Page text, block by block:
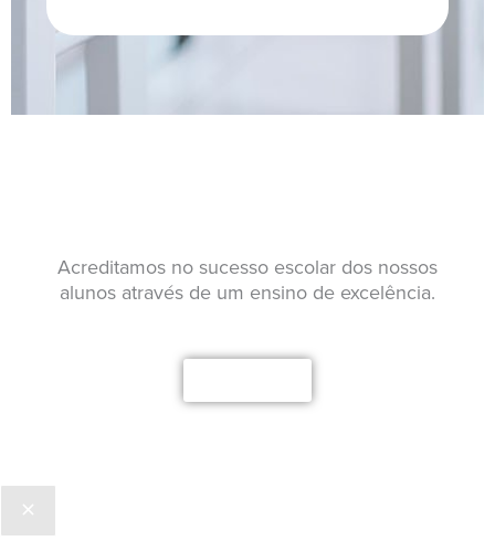
Acreditamos no sucesso escolar dos nossos
alunos através de um ensino de excelência.